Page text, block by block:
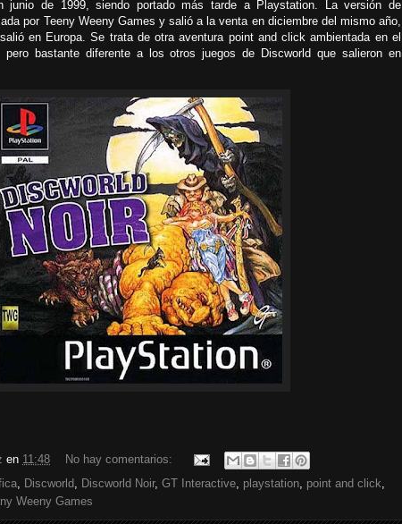
junio de 1999, siendo portado más tarde a Playstation. La versión de
por Teeny Weeny Games y salió a la venta en diciembre del mismo año,
en Europa. Se trata de otra aventura point and click ambientada en el
pero bastante diferente a los otros juegos de Discworld que salieron en
en 11:48
No hay comentarios:
Discworld Discworld Noir, GT Interactive playstation point and click
Weeny Games